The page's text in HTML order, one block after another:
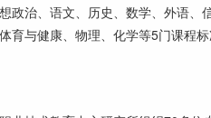
治、语文、历史、数学、外语、
与健康、物理、化学等5门课程